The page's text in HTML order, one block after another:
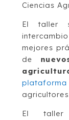
Ciencias
El taller
mejores
de
El taller